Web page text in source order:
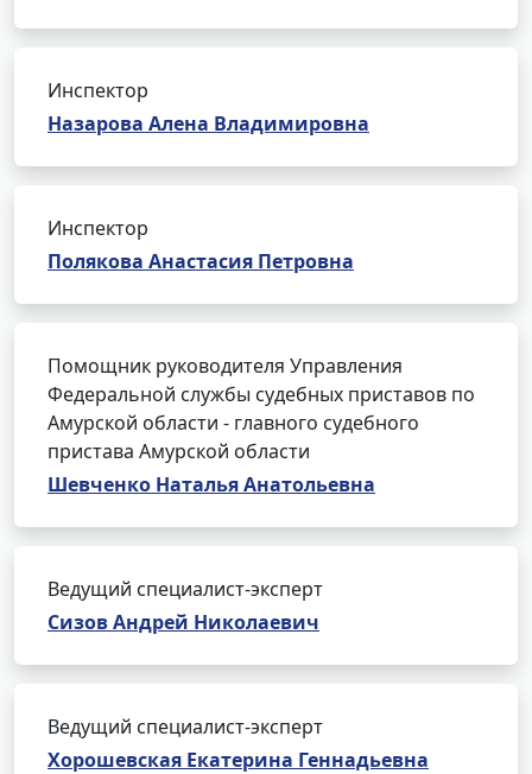
Инспектор
Назарова Алена Владимировна
Инспектор
Полякова Анастасия Петровна
Помощник руководителя Управления
Федеральной службы судебных приставов по
Амурской области - главного судебного
пристава Амурской области
Шевченко Наталья Анатольевна
Ведущий специалист-эксперт
Сизов Андрей Николаевич
Ведущий специалист-эксперт
Хорошевская Екатерина Геннадьевна